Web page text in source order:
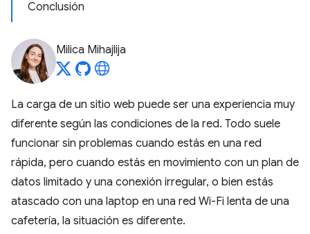
Conclusión
Milica Mihajlija
La carga de un sitio web puede ser una experiencia muy
diferente según las condiciones de la red. Todo suele
funcionar sin problemas cuando estás en una red
rápida, pero cuando estás en movimiento con un plan de
datos limitado y una conexión irregular, o bien estás
atascado con una laptop en una red Wi-Fi lenta de una
cafetería, la situación es diferente.